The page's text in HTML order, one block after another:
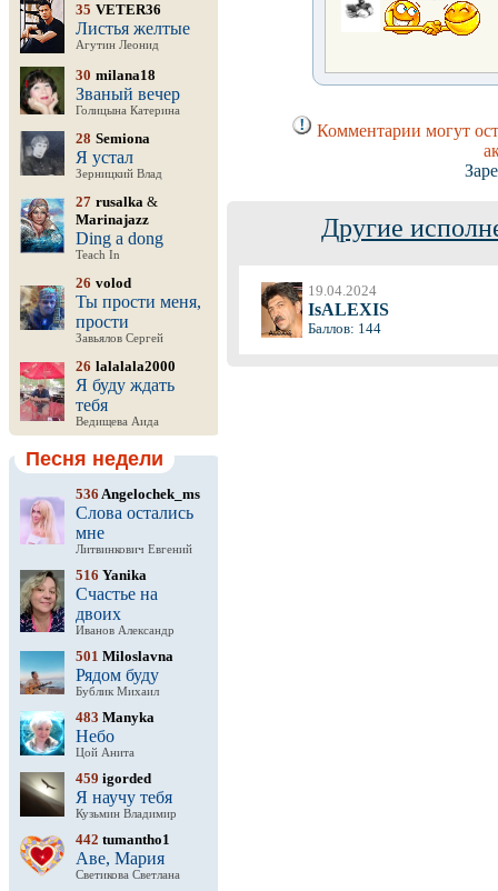
35 VETER36
Листья желтые
Агутин Леонид
30 milana18
Званый вечер
Голицына Катерина
28 Semiona
Я устал
Зерницкий Влад
27 rusalka &
Marinajazz
Ding a dong
Teach In
26 volod
Ты прости меня,
прости
Завьялов Сергей
26 lalalala2000
Я буду ждать
тебя
Ведищева Аида
Песня недели
536 Angelochek_ms
Слова остались
мне
Литвинкович Евгений
516 Yanika
Счастье на
двоих
Иванов Александр
501 Miloslavna
Рядом буду
Бублик Михаил
483 Manyka
Небо
Цой Анита
459 igorded
Я научу тебя
Кузьмин Владимир
442 tumantho1
Аве, Мария
Светикова Светлана
Комментарии могут
Другие
19.04.2024
IsALEXIS
Баллов: 144